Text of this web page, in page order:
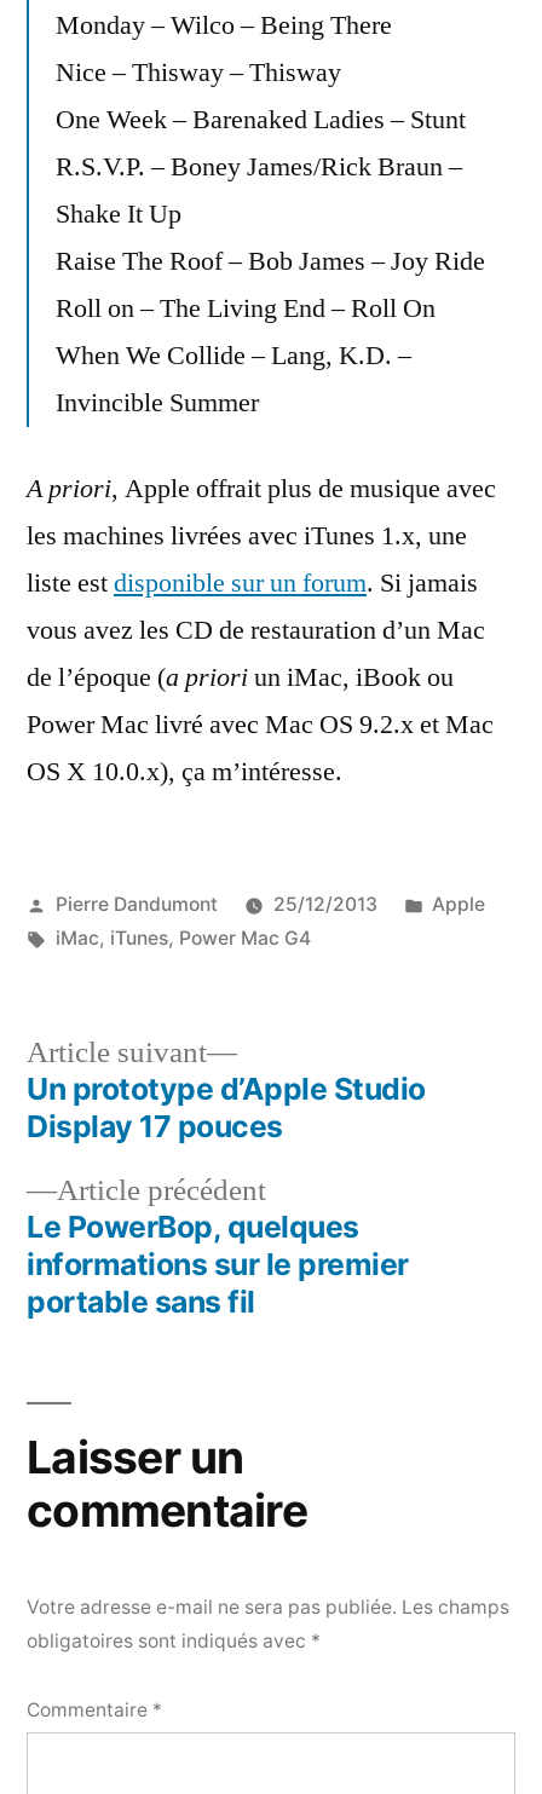
Monday – Wilco – Being There
Nice – Thisway – Thisway
One Week – Barenaked Ladies – Stunt
R.S.V.P. – Boney James/Rick Braun –
Shake It Up
Raise The Roof – Bob James – Joy Ride
Roll on – The Living End – Roll On
When We Collide – Lang, K.D. –
Invincible Summer
A priori, Apple offrait plus de musique avec
les machines livrées avec iTunes 1.x, une
liste estdisponible sur un forum. Si jamais
vous avez les CD de restauration d’un Mac
de l’époque (a prioriun iMac, iBook ou
Power Mac livré avec Mac OS 9.2.x et Mac
OS X 10.0.x), ça m’intéresse.
Publié
par
Pierre Dandumont 25/12/2013
Publié
Apple
Étiquettes :
iMac, iTunes, Power Mac G4
Navigation
l’article
Article précédentArticle
précédent :
Le PowerBop, quelques
informations sur le premier
portable sans fil
Article suivant
Article
suivant :
Un prototype d’Apple Studio
Display 17 pouces
Laisser un
commentaire
Votre adresse e-mail ne sera pas publiée. Les champs
obligatoires sont indiqués avec *
Commentaire *